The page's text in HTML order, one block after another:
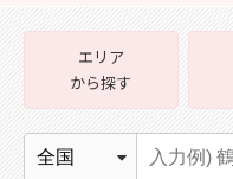
エリア
から探す